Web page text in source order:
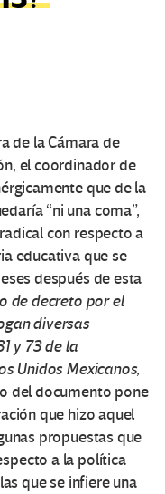
de la Cámara de
el coordinador de
que de la
“ni una coma”,
con respecto a
educativa que se
después de esta
de decreto por el
diversas
y 73 de la
Unidos Mexicanos,
del documento pone
que hizo aquel
propuestas que
a la política
que se infiere una